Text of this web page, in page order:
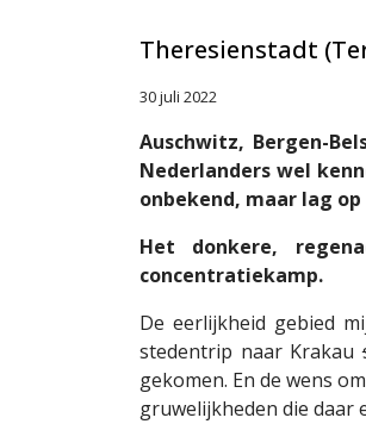
Theresienstadt
30 juli 2022
Auschwitz, Bergen-
Nederlanders wel
onbekend, maar lag
Het donkere,
concentratiekamp.
De eerlijkheid gebied
stedentrip naar Krakau
gekomen. En de wens
gruwelijkheden die daar